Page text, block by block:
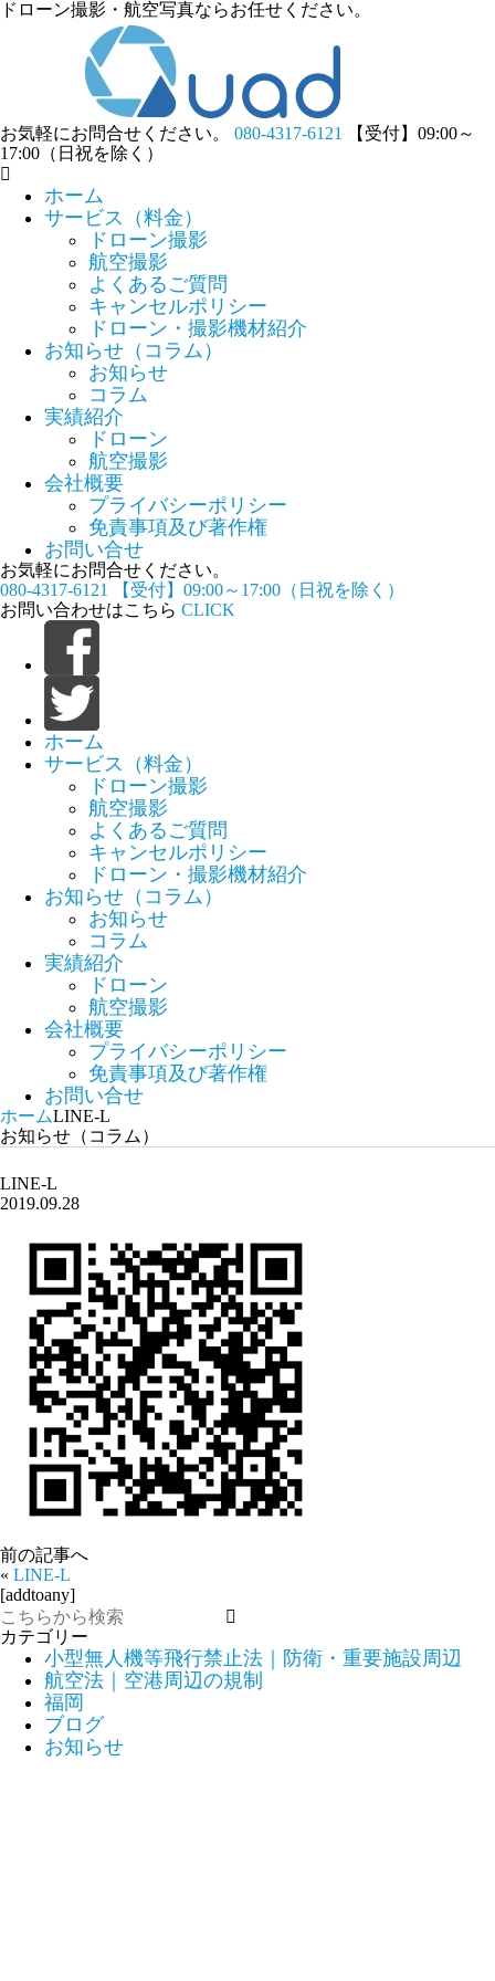
ドローン撮影・航空写真ならお任せください。
お気軽にお問合せください。 080-4317-6121
【受付】09:00～
17:00（日祝を除く）
ホーム
サービス（料金）
ドローン撮影
航空撮影
よくあるご質問
キャンセルポリシー
ドローン・撮影機材紹介
お知らせ（コラム）
お知らせ
コラム
実績紹介
ドローン
航空撮影
会社概要
プライバシーポリシー
免責事項及び著作権
お問い合せ
お気軽にお問合せください。
080-4317-6121
【受付】09:00～17:00（日祝を除く）
お問い合わせはこちら CLICK
ホーム
サービス（料金）
ドローン撮影
航空撮影
よくあるご質問
キャンセルポリシー
ドローン・撮影機材紹介
お知らせ（コラム）
お知らせ
コラム
実績紹介
ドローン
航空撮影
会社概要
プライバシーポリシー
免責事項及び著作権
お問い合せ
ホームLINE-L
お知らせ（コラム）
LINE-L
2019.09.28
前の記事へ
« LINE-L
[addtoany]
カテゴリー
小型無人機等飛行禁止法｜防衛・重要施設周辺
航空法｜空港周辺の規制
福岡
ブログ
お知らせ